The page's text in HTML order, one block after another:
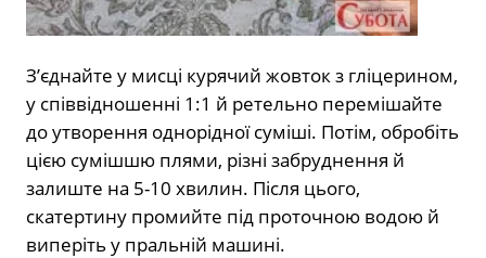
З’єднайте у мисці курячий жовток з гліцерином,
у співвідношенні 1:1 й ретельно перемішайте
до утворення однорідної суміші. Потім, обробіть
цією сумішшю плями, різні забруднення й
залиште на 5-10 хвилин. Після цього,
скатертину промийте під проточною водою й
виперіть у пральній машині.